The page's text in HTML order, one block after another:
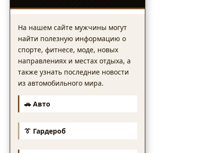
На нашем сайте мужчины могут
найти полезную информацию о
спорте, фитнесе, моде, новых
направлениях и местах отдыха, а
также узнать последние новости
из автомобильного мира.
🚗 Авто
👔 Гардероб